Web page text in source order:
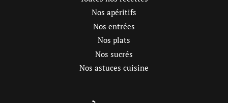
Nos apéritifs
Nos entrées
Nos plats
Nos sucrés
Nos astuces cuisine